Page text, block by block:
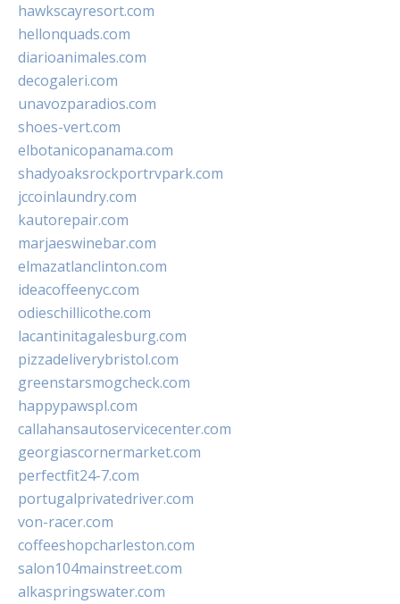
hawkscayresort.com
hellonquads.com
diarioanimales.com
decogaleri.com
unavozparadios.com
shoes-vert.com
elbotanicopanama.com
shadyoaksrockportrvpark.com
jccoinlaundry.com
kautorepair.com
marjaeswinebar.com
elmazatlanclinton.com
ideacoffeenyc.com
odieschillicothe.com
lacantinitagalesburg.com
pizzadeliverybristol.com
greenstarsmogcheck.com
happypawspl.com
callahansautoservicecenter.com
georgiascornermarket.com
perfectfit24-7.com
portugalprivatedriver.com
von-racer.com
coffeeshopcharleston.com
salon104mainstreet.com
alkaspringswater.com